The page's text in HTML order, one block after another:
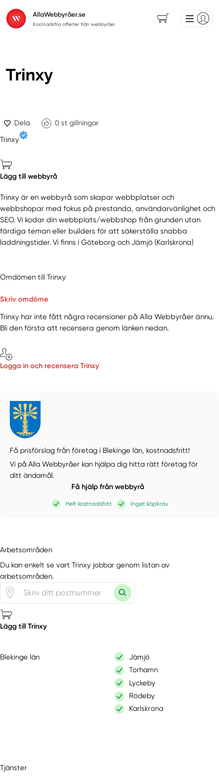
AllaWebbyråer.se
Kostnadsfria offerter från webbyråer
Dela 0 st gillningar
Trinxy
Lägg till webbyrå
Trinxy är en webbyrå som skapar webbplatser och
webbshopar med fokus på prestanda, användarvänlighet och
SEO. Vi kodar din webbplats/webbshop från grunden utan
färdiga teman eller builders för att säkerställa snabba
laddningstider. Vi finns i Göteborg och Jämjö (Karlskrona)
Omdömen till Trinxy
Skriv omdöme
Trinxy har inte fått några recensioner på Alla Webbyråer ännu.
Bli den första att recensera genom länken nedan.
Logga in och recensera Trinxy
Få prisförslag från företag i Blekinge län, kostnadsfritt!
Vi på Alla Webbyråer kan hjälpa dig hitta rätt företag för
ditt ändamål.
Få hjälp från webbyrå
Helt kostnadsfritt Inget köpkrav
Arbetsområden
Du kan enkelt se vart Trinxy jobbar genom listan av
arbetsområden.
Lägg till Trinxy
Blekinge län
Jämjö
Torhamn
Lyckeby
Rödeby
Karlskrona
Tjänster